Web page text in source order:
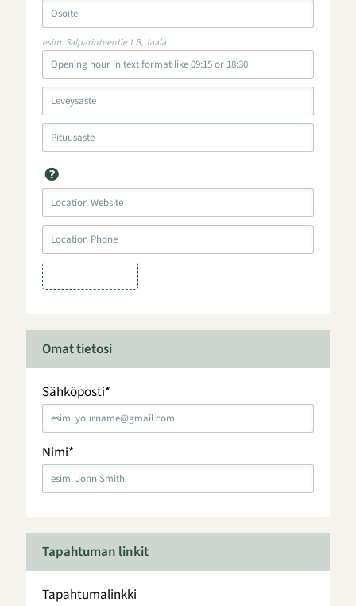
esim. Salparinteentie 1 B, Jaala
Omat tietosi
Sähköposti*
Nimi*
Tapahtuman linkit
Tapahtumalinkki